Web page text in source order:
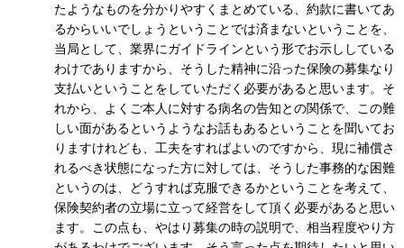
たようなものを分かりやすくまとめている、約款に書いてあ
るからいいでしょうということでは済まないということを、
当局として、業界にガイドラインという形でお示ししている
わけでありますから、そうした精神に沿った保険の募集なり
支払いということをしていただく必要があると思います。そ
れから、よくご本人に対する病名の告知との関係で、この難
しい面があるというようなお話もあるということを聞いてお
りますけれども、工夫をすればよいのですから、現に補償さ
れるべき状態になった方に対しては、そうした事務的な困難
というのは、どうすれば克服できるかということを考えて、
保険契約者の立場に立って経営をして頂く必要があると思い
ます。この点も、やはり募集の時の説明で、相当程度やり方